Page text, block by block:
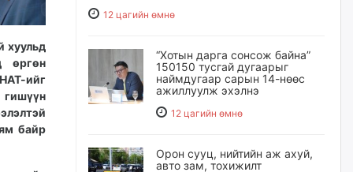
хуульд
өргөн
ийг
байр
12 цагийн өмнө
“Хотын дарга сонсож байна”
150150 тусгай дугаарыг
наймдугаар сарын 14-нөөс
ажиллуулж эхэлнэ
12 цагийн өмнө
Орон сууц, нийтийн аж ахуй,
авто зам, тохижилт